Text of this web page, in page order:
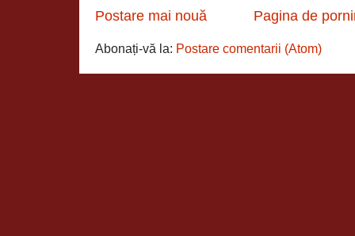
Postare mai nouă Pagina de
Abonați-vă la: Postare comentarii (Atom)